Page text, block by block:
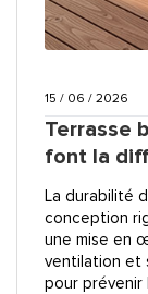
15 / 06 / 2026
Terrasse
font la
La durabilité
conception
une mise en
ventilation et
pour prévenir